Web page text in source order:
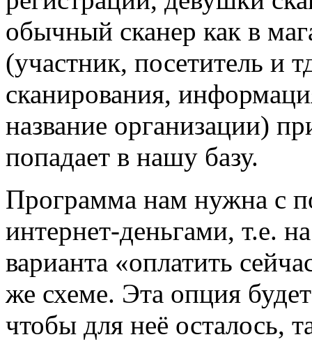
обычный сканер как в
(участник, посетитель и
сканирования,
название организации)
попадает в нашу базу.
Программа нам нужна с
интернет-деньгами, т.е.
варианта «оплатить
же схеме. Эта опция
чтобы для неё осталось,